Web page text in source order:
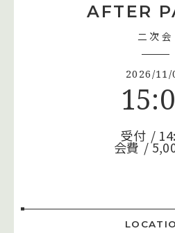
AFTER
二次会
2026/11/
受付
会費